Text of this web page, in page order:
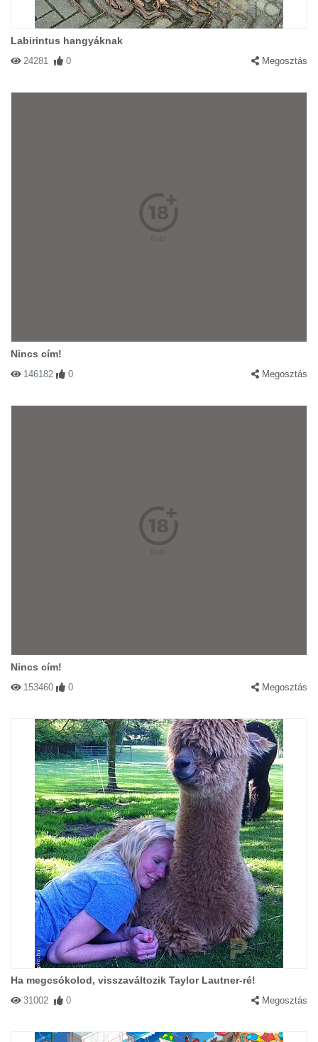
Labirintus hangyáknak
24281 0 Megosztás
Nincs cím!
146182 0 Megosztás
Nincs cím!
153460 0 Megosztás
Ha megcsókolod, visszaváltozik Taylor Lautner-ré!
31002 0 Megosztás